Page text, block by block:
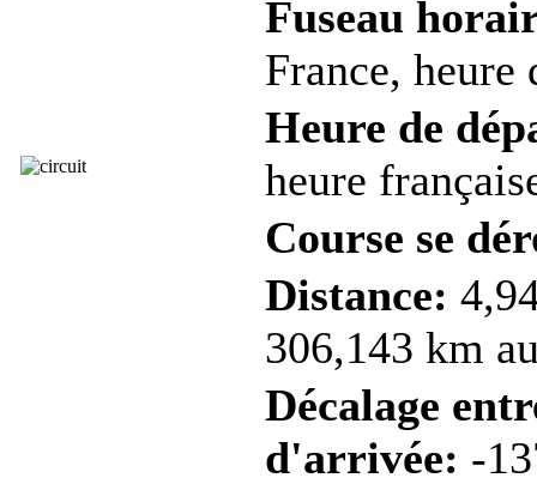
Fuseau
France, heure
Heure de
heure
Course se
Distance:
306,143 km
Décalage
d'arrivée: -